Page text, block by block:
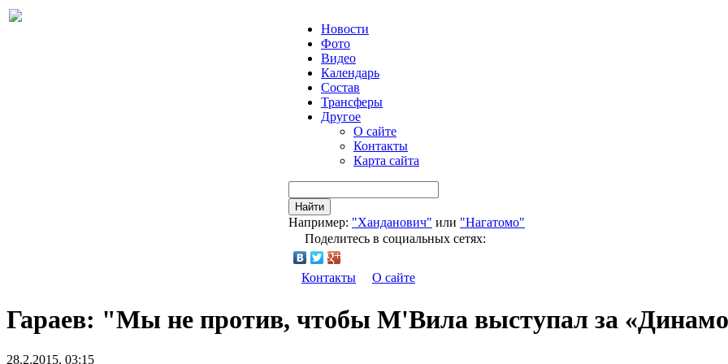
Новости
Фото
Видео
Календарь
Состав
Трансферы
Другое
О сайте
Контакты
Карта сайта
Найти
Например: "Ханданович" или "Нагатомо"
Поделитесь в социальных сетях:
Контакты О сайте
Гараев: "Мы не против, чтобы М'Вила выступал за
28.2.2015, 03:15